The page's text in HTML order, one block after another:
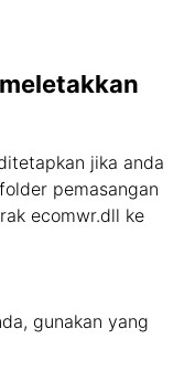
jika anda
pemasangan
ecomwr.dll ke
gunakan yang